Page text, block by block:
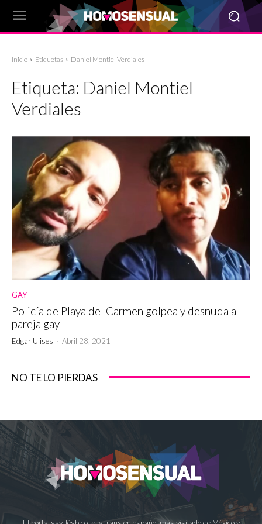
Inicio Etiquetas Daniel Montiel Verdiales
Etiqueta: Daniel Montiel
Verdiales
GAY
Policía de Playa del Carmen golpea y desnuda a
pareja gay
Edgar Ulises - Abril 28, 2021
NO TE LO PIERDAS